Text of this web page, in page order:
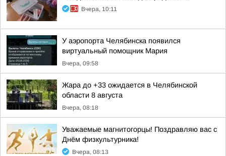
Вчера, 10:11
У аэропорта Челябинска появился
виртуальный помощник Мария
Вчера, 09:58
Жара до +33 ожидается в Челябинской
области 8 августа
Вчера, 08:18
Уважаемые магнитогорцы! Поздравляю вас с
Днём физкультурника!
Вчера, 08:13